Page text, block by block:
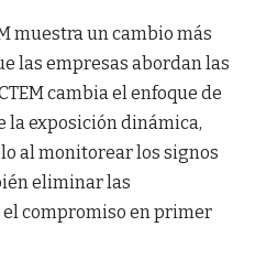
muestra un cambio más
las empresas abordan las
cambia el enfoque de
la exposición dinámica,
al monitorear los signos
eliminar las
compromiso en primer